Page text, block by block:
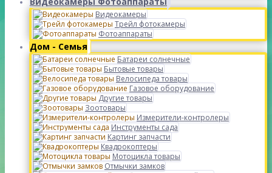
Видеокамеры
Трейл фотокамеры
Фотоаппараты
Дом - Семья
Батареи солнечные
Бытовые товары
Велосипеда товары
Газовое оборудование
Другие товары
Зоотовары
Измерители-контролеры
Инструменты сада
Картинг запчасти
Квадрокоптеры
Мотоцикла товары
Отмычки замков